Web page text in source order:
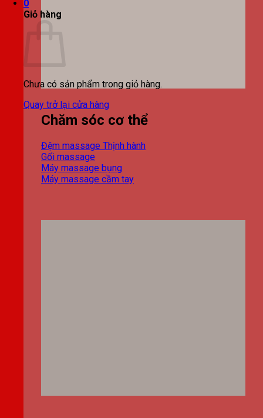
0
Giỏ hàng
Chưa có sản phẩm trong giỏ hàng.
Quay trở lại cửa hàng
Chăm sóc cơ thể
Đệm massage
Gối massage
Máy massage bụng
Máy massage cầm tay